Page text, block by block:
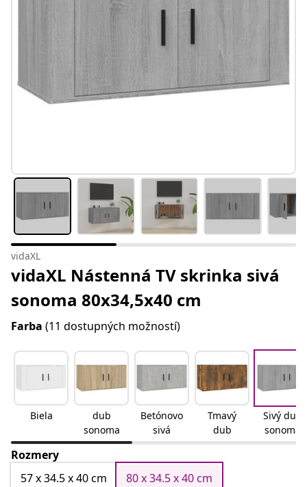
vidaXL
vidaXL Nástenná TV skrinka sivá
sonoma 80x34,5x40 cm
Farba (11 dostupných možností)
Biela
dub
sonoma
Betónovo
sivá
Tmavý
dub
Sivý dub
sonoma
Rozmery
57 x 34.5 x 40 cm
80 x 34.5 x 40 cm